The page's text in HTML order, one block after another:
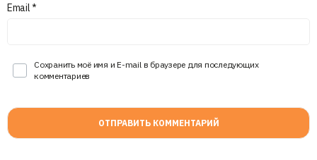
Email*
Сохранить моё имя и E-mail в браузере для последующих
комментариев